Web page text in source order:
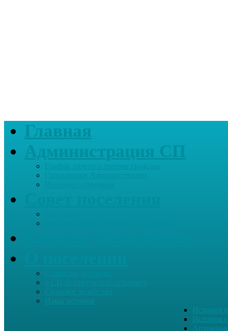
Главная
Наша история
История
История